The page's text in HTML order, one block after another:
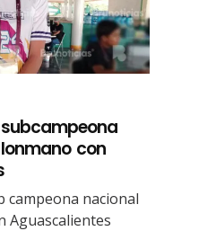
con
campeona nacional
Aguascalientes